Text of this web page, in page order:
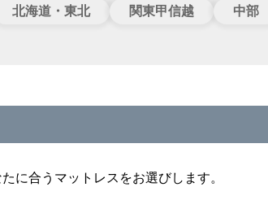
北海道・東北 関東甲信越 中部
に合うマットレスをお選びします。